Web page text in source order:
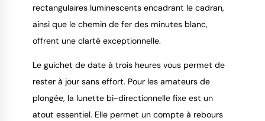
rectangulaires luminescents encadrant le cadran,
ainsi que le chemin de fer des minutes blanc,
offrent une clarté exceptionnelle.
Le guichet de date à trois heures vous permet de
rester à jour sans effort. Pour les amateurs de
plongée, la lunette bi-directionnelle fixe est un
atout essentiel. Elle permet un compte à rebours